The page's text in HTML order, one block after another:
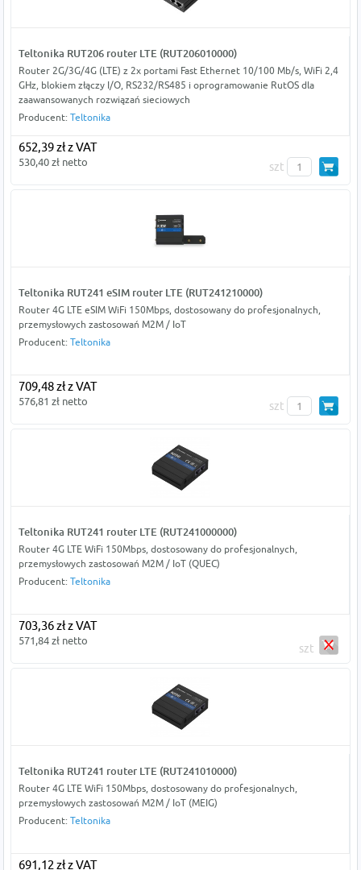
Teltonika RUT206 router LTE (RUT206010000)
Router 2G/3G/4G (LTE) z 2x portami Fast Ethernet 10/100 Mb/s, WiFi 2,4
GHz, blokiem złączy I/O, RS232/RS485 i oprogramowanie RutOS dla
zaawansowanych rozwiązań sieciowych
Producent: Teltonika
652,39 zł z VAT
530,40 zł netto szt
Teltonika RUT241 eSIM router LTE (RUT241210000)
Router 4G LTE eSIM WiFi 150Mbps, dostosowany do profesjonalnych,
przemysłowych zastosowań M2M / IoT
Producent: Teltonika
709,48 zł z VAT
576,81 zł netto szt
Teltonika RUT241 router LTE (RUT241000000)
Router 4G LTE WiFi 150Mbps, dostosowany do profesjonalnych,
przemysłowych zastosowań M2M / IoT (QUEC)
Producent: Teltonika
703,36 zł z VAT
571,84 zł netto
szt
Teltonika RUT241 router LTE (RUT241010000)
Router 4G LTE WiFi 150Mbps, dostosowany do profesjonalnych,
przemysłowych zastosowań M2M / IoT (MEIG)
Producent: Teltonika
691,12 zł z VAT